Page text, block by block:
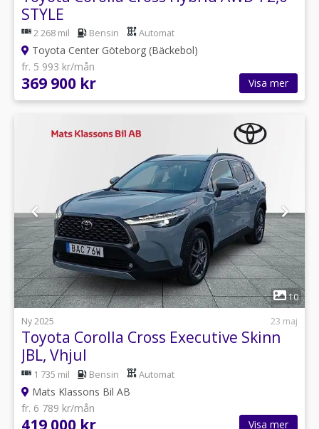
STYLE
2 268 mil Bensin Automat
Toyota Center Göteborg (Bäckebol)
fr. 5 993 kr/mån
369 900 kr Visa mer
1
10
Ny 2025
23 maj
Toyota Corolla Cross Executive Skinn
JBL, Vhjul
1 735 mil Bensin Automat
Mats Klassons Bil AB
fr. 6 789 kr/mån
419 000 kr Visa mer